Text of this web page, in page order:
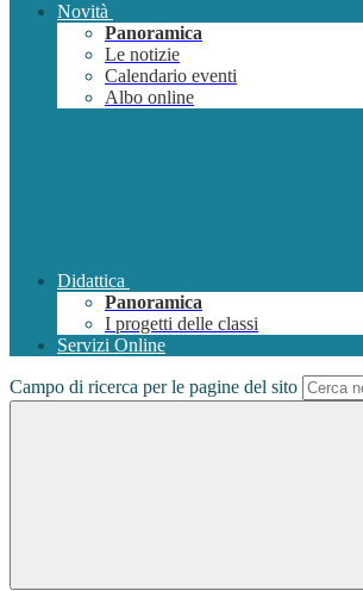
Novità
Panoramica
Le notizie
Calendario eventi
Albo online
Didattica
Panoramica
I progetti delle classi
Servizi Online
Campo di ricerca per le pagine del sito